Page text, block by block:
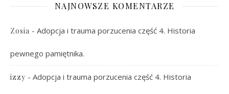
NAJNOWSZE KOMENTARZE
Zosia - Adopcja i trauma porzucenia część 4. Historia
pewnego pamiętnika.
izzy - Adopcja i trauma porzucenia część 4. Historia